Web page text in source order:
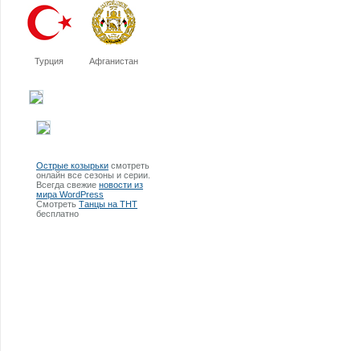
Турция Афганистан
Острые козырьки смотреть
онлайн все сезоны и серии.
Всегда свежие новости из
мира WordPress
Смотреть Танцы на ТНТ
бесплатно